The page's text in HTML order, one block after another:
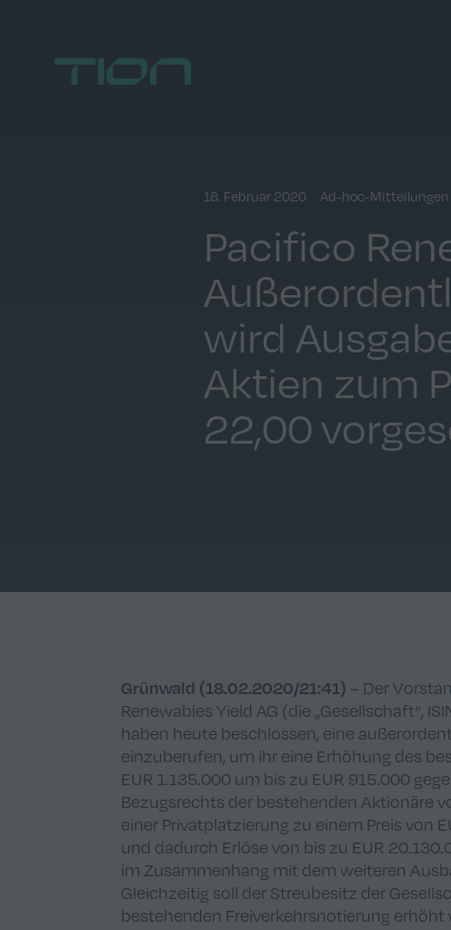
Home
18. Februar 2020 Ad-hoc-Mitteilungen
Pacifico
wird
Aktien zum
22,00
Grünwald (18.02.2020/21:41) – Der
Renewables Yield AG (die „Gesellschaft“,
haben heute beschlossen, eine
einzuberufen, um ihr eine Erhöhung des
EUR 1.135.000 um bis zu EUR 915.000
Bezugsrechts der bestehenden Aktionäre
einer Privatplatzierung zu einem Preis von
und dadurch Erlöse von bis zu EUR
im Zusammenhang mit dem weiteren
Gleichzeitig soll der Streubesitz der
bestehenden Freiverkehrsnotierung